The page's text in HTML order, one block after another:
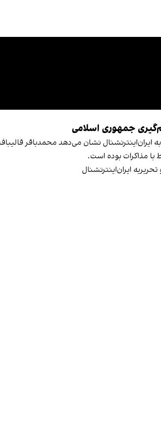
جمهوری اسلامی
نشان می‌دهد محمدباقر
با مذاکرات بوده است.
ایران‌اینترنشنال